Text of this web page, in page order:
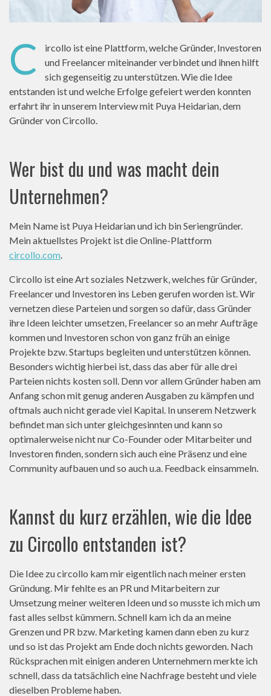
C
ircollo ist eine Plattform, welche Gründer, Investoren
und Freelancer miteinander verbindet und ihnen hilft
sich gegenseitig zu unterstützen. Wie die Idee
entstanden ist und welche Erfolge gefeiert werden konnten
erfahrt ihr in unserem Interview mit Puya Heidarian, dem
Gründer von Circollo.
Wer bist du und was macht dein
Unternehmen?
Mein Name ist Puya Heidarian und ich bin Seriengründer.
Mein aktuellstes Projekt ist die Online-Plattform
circollo.com
Circollo ist eine Art soziales Netzwerk, welches für Gründer,
Freelancer und Investoren ins Leben gerufen worden ist. Wir
vernetzen diese Parteien und sorgen so dafür, dass Gründer
ihre Ideen leichter umsetzen, Freelancer so an mehr Aufträge
kommen und Investoren schon von ganz früh an einige
Projekte bzw. Startups begleiten und unterstützen können.
Besonders wichtig hierbei ist, dass das aber für alle drei
Parteien nichts kosten soll. Denn vor allem Gründer haben am
Anfang schon mit genug anderen Ausgaben zu kämpfen und
oftmals auch nicht gerade viel Kapital. In unserem Netzwerk
befindet man sich unter gleichgesinnten und kann so
optimalerweise nicht nur Co-Founder oder Mitarbeiter und
Investoren finden, sondern sich auch eine Präsenz und eine
Community aufbauen und so auch u.a. Feedback einsammeln.
Kannst du kurz erzählen, wie die Idee
zu Circollo entstanden ist?
Die Idee zu circollo kam mir eigentlich nach meiner ersten
Gründung. Mir fehlte es an PR und Mitarbeitern zur
Umsetzung meiner weiteren Ideen und so musste ich mich um
fast alles selbst kümmern. Schnell kam ich da an meine
Grenzen und PR bzw. Marketing kamen dann eben zu kurz
und so ist das Projekt am Ende doch nichts geworden. Nach
Rücksprachen mit einigen anderen Unternehmern merkte ich
schnell, dass da tatsächlich eine Nachfrage besteht und viele
dieselben Probleme haben.